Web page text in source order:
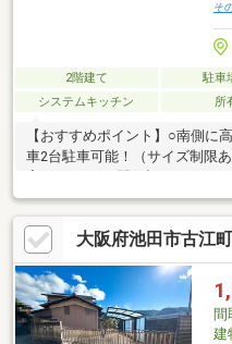
そ
2階建て 駐車
システムキッチン
所
【おすすめポイント】○南側に
車2台駐車可能！（サイズ制限
める庭スペースあり！○小中学
しやすい住環境です！○幹線道
学校・・・徒歩3分（240ｍ）・
ｍ）・イズミヤ多田店・・・徒
店・・・徒歩13分（1040ｍ）
院・・・徒歩10分（750ｍ）リ
ワンストップで可能！
大阪府池田市古江
間
建